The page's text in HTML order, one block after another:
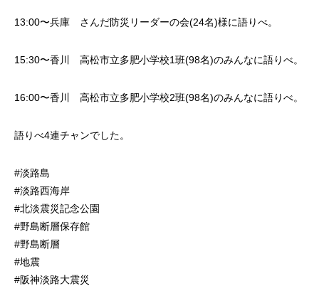
13:00〜兵庫 さんだ防災リーダーの会(24名)様に語りべ。
15:30〜香川 高松市立多肥小学校1班(98名)のみんなに語りべ。
16:00〜香川 高松市立多肥小学校2班(98名)のみんなに語りべ。
語りべ4連チャンでした。
#淡路島
#淡路西海岸
#北淡震災記念公園
#野島断層保存館
#野島断層
#地震
#阪神淡路大震災